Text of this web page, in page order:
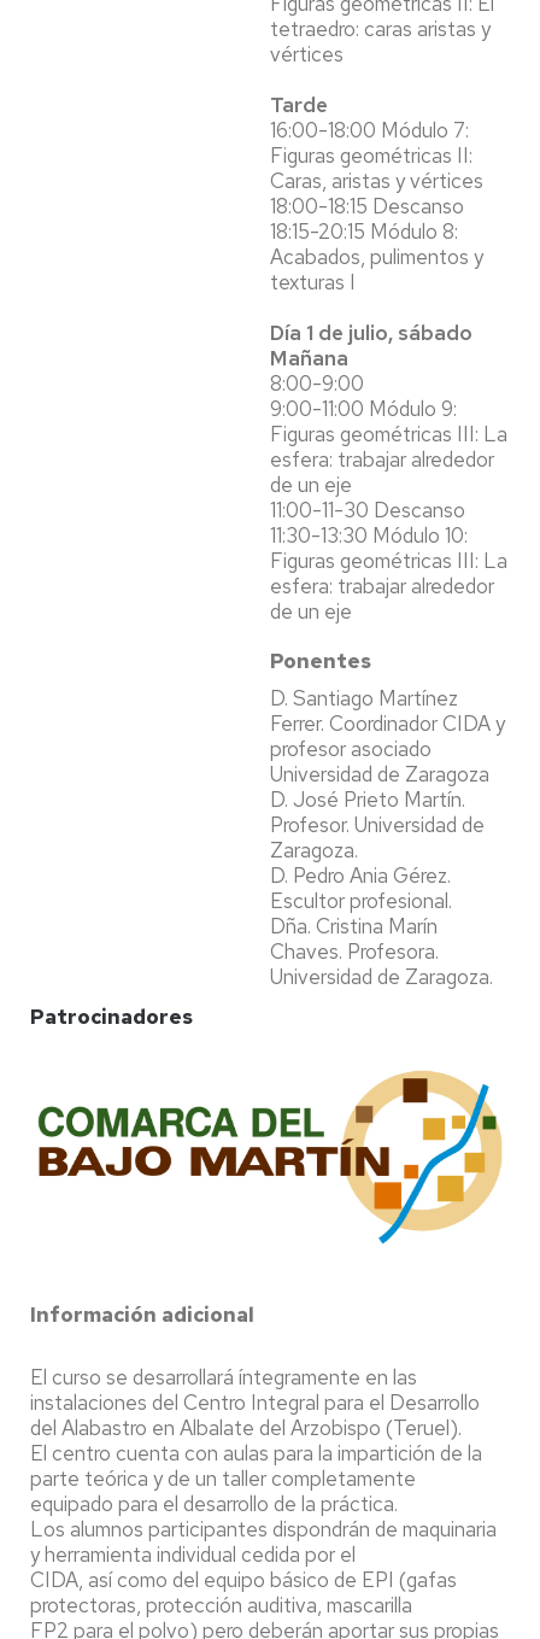
tetraedro: caras aristas y
vértices
Tarde
16:00-18:00 Módulo 7:
Figuras geométricas II:
Caras, aristas y vértices
18:00-18:15 Descanso
18:15-20:15 Módulo 8:
Acabados, pulimentos y
texturas I
Día 1 de julio, sábado
Mañana
8:00-9:00
9:00-11:00 Módulo 9:
Figuras geométricas III: La
esfera: trabajar alrededor
de un eje
11:00-11-30 Descanso
11:30-13:30 Módulo 10:
Figuras geométricas III: La
esfera: trabajar alrededor
de un eje
Ponentes
D. Santiago Martínez
Ferrer. Coordinador CIDA y
profesor asociado
Universidad de Zaragoza
D. José Prieto Martín.
Profesor. Universidad de
Zaragoza.
D. Pedro Ania Gérez.
Escultor profesional.
Dña. Cristina Marín
Chaves. Profesora.
Universidad de Zaragoza.
Patrocinadores
Información adicional
El curso se desarrollará íntegramente en las
instalaciones del Centro Integral para el Desarrollo
del Alabastro en Albalate del Arzobispo (Teruel).
El centro cuenta con aulas para la impartición de la
parte teórica y de un taller completamente
equipado para el desarrollo de la práctica.
Los alumnos participantes dispondrán de maquinaria
y herramienta individual cedida por el
CIDA, así como del equipo básico de EPI (gafas
protectoras, protección auditiva, mascarilla
FP2 para el polvo) pero deberán aportar sus propias